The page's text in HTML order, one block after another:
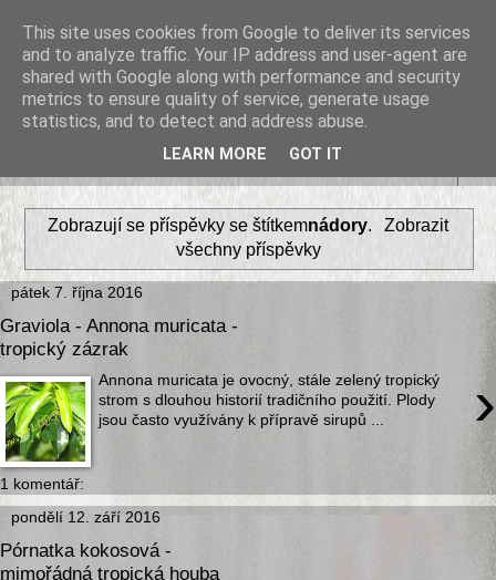
Bylinky
Byliny a bylinky léčivé, recepty, návody , zajímavosti
Zobrazují se příspěvky se štítkemnádory.
Zobrazit
všechny příspěvky
pátek 7. října 2016
Graviola - Annona muricata -
tropický zázrak
›
Annona muricata je ovocný, stále zelený tropický
strom s dlouhou historií tradičního použití. Plody
jsou často využívány k přípravě sirupů ...
1 komentář:
pondělí 12. září 2016
Pórnatka kokosová -
mimořádná tropická houba
This site uses cookies from Google to deliver its services
and to analyze traffic. Your IP address and user-agent are
shared with Google along with performance and security
metrics to ensure quality of service, generate usage
statistics, and to detect and address abuse.
LEARN MORE GOT IT